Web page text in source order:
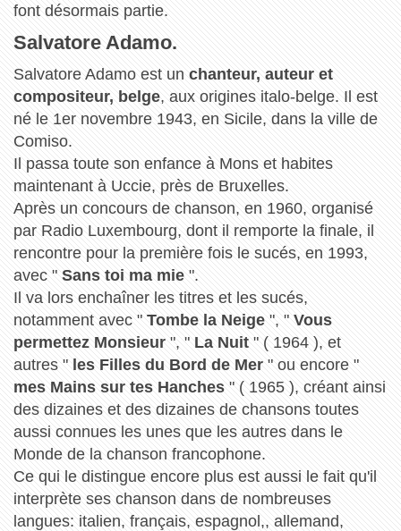
font désormais partie.
Salvatore Adamo.
Salvatore Adamo est un chanteur, auteur et
compositeur, belge, aux origines italo-belge. Il est
né le 1er novembre 1943, en Sicile, dans la ville de
Comiso.
Il passa toute son enfance à Mons et habites
maintenant à Uccie, près de Bruxelles.
Après un concours de chanson, en 1960, organisé
par Radio Luxembourg, dont il remporte la finale, il
rencontre pour la première fois le sucés, en 1993,
avec " Sans toi ma mie".
Il va lors enchaîner les titres et les sucés,
notamment avec " Tombe la Neige", " Vous
permettez Monsieur", " La Nuit" ( 1964 ), et
autres " les Filles du Bord de Mer" ou encore "
mes Mains sur tes Hanches" ( 1965 ), créant ainsi
des dizaines et des dizaines de chansons toutes
aussi connues les unes que les autres dans le
Monde de la chanson francophone.
Ce qui le distingue encore plus est aussi le fait qu'il
interprète ses chanson dans de nombreuses
langues: italien, français, espagnol,, allemand,